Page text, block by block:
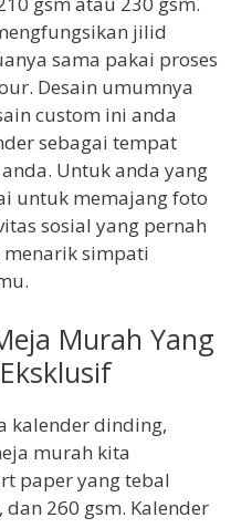
jilid
sama pakai proses
Desain umumnya
custom ini anda
sebagai tempat
Untuk anda yang
untuk memajang foto
sosial yang pernah
simpati
Murah Yang
kalender dinding,
murah kita
paper yang tebal
260 gsm. Kalender